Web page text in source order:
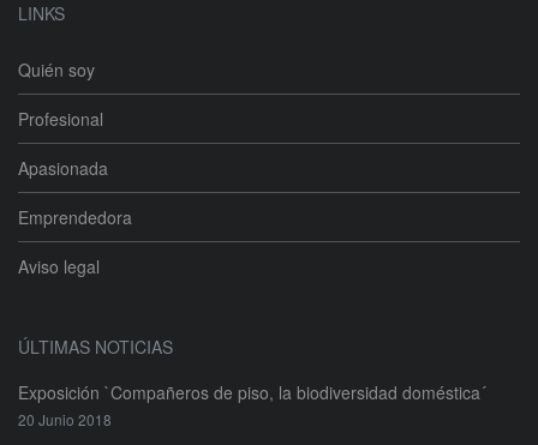
LINKS
Quién soy
Profesional
Apasionada
Emprendedora
Aviso legal
ÚLTIMAS NOTICIAS
Exposición `Compañeros de piso, la biodiversidad doméstica´
20 Junio 2018